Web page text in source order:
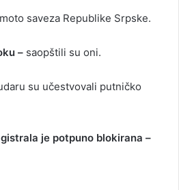
saveza Republike Srpske.
– saopštili su oni.
su učestvovali putničko
je potpuno blokirana –